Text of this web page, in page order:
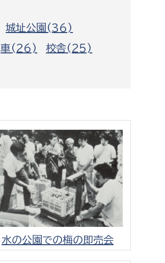
都市部
開発審査課
消防
消防総務課
予防課
警防計画課
救急課
城址公園(36)
車(26)
校舎(25)
水の公園での梅の即売会